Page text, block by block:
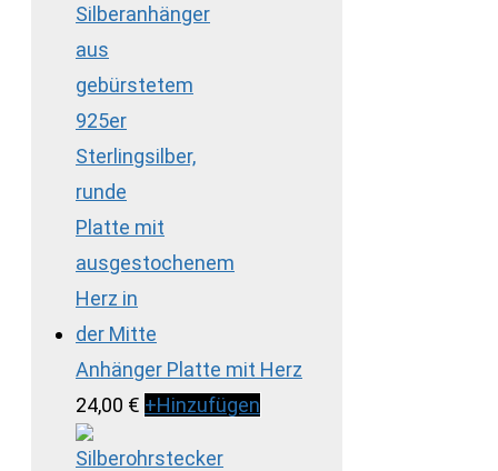
Anhänger Platte mit Herz
24,00 € +Hinzufügen